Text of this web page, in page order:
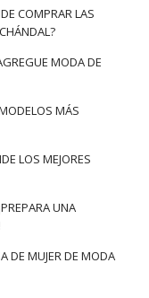
COMPRAR LAS
MODA DE
MÁS
LOS MEJORES
UNA
DE MUJER DE MODA